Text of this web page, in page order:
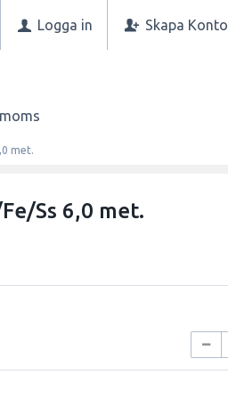
Logga in Skapa Konto
met.
Ss 6,0 met.